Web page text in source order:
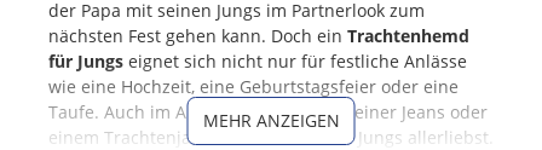
MEHR ANZEIGEN
der Papa mit seinen Jungs im Partnerlook zum
nächsten Fest gehen kann. Doch ein Trachtenhemd
für Jungs eignet sich nicht nur für festliche Anlässe
wie eine Hochzeit, eine Geburtstagsfeier oder eine
Taufe. Auch im Alltag, kombiniert mit einer Jeans oder
einem Trachtenjanker, kleiden sie die Jungs allerliebst.